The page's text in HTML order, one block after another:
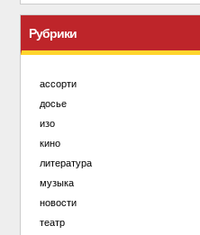
Рубрики
ассорти
досье
изо
кино
литература
музыка
новости
театр